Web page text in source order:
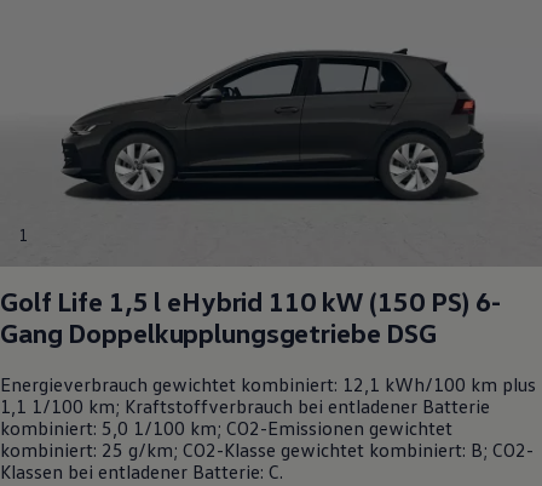
1
Golf Life 1,5 l eHybrid 110 kW (150 PS) 6-
Gang Doppelkupplungsgetriebe DSG
Energieverbrauch gewichtet kombiniert: 12,1 kWh/100 km plus
1,1 1/100 km; Kraftstoffverbrauch bei entladener Batterie
kombiniert: 5,0 1/100 km; CO2-Emissionen gewichtet
kombiniert: 25 g/km; CO2-Klasse gewichtet kombiniert: B; CO2-
Klassen bei entladener Batterie: C.